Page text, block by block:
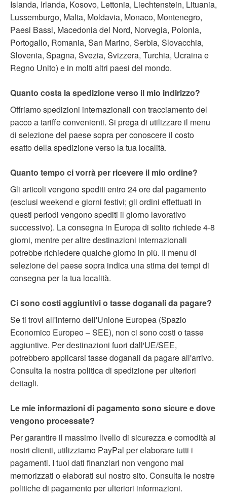
Islanda, Irlanda, Kosovo, Lettonia, Liechtenstein, Lituania,
Lussemburgo, Malta, Moldavia, Monaco, Montenegro,
Paesi Bassi, Macedonia del Nord, Norvegia, Polonia,
Portogallo, Romania, San Marino, Serbia, Slovacchia,
Slovenia, Spagna, Svezia, Svizzera, Turchia, Ucraina e
Regno Unito) e in molti altri paesi del mondo.
Quanto costa la spedizione verso il mio indirizzo?
Offriamo spedizioni internazionali con tracciamento del
pacco a tariffe convenienti. Si prega di utilizzare il menu
di selezione del paese sopra per conoscere il costo
esatto della spedizione verso la tua località.
Quanto tempo ci vorrà per ricevere il mio ordine?
Gli articoli vengono spediti entro 24 ore dal pagamento
(esclusi weekend e giorni festivi; gli ordini effettuati in
questi periodi vengono spediti il giorno lavorativo
successivo). La consegna in Europa di solito richiede 4-8
giorni, mentre per altre destinazioni internazionali
potrebbe richiedere qualche giorno in più. Il menu di
selezione del paese sopra indica una stima dei tempi di
consegna per la tua località.
Ci sono costi aggiuntivi o tasse doganali da pagare?
Se ti trovi all'interno dell'Unione Europea (Spazio
Economico Europeo – SEE), non ci sono costi o tasse
aggiuntive. Per destinazioni fuori dall'UE/SEE,
potrebbero applicarsi tasse doganali da pagare all'arrivo.
Consulta la nostra politica di spedizione per ulteriori
dettagli.
Le mie informazioni di pagamento sono sicure e dove
vengono processate?
Per garantire il massimo livello di sicurezza e comodità ai
nostri clienti, utilizziamo PayPal per elaborare tutti i
pagamenti. I tuoi dati finanziari non vengono mai
memorizzati o elaborati sul nostro sito. Consulta le nostre
politiche di pagamento per ulteriori informazioni.